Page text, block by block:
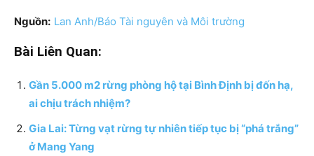
Nguồn: Lan Anh/Báo Tài nguyên và Môi trường
Bài Liên Quan:
Gần 5.000 m2 rừng phòng hộ tại Bình Định bị đốn hạ,
ai chịu trách nhiệm?
Gia Lai: Từng vạt rừng tự nhiên tiếp tục bị “phá trắng”
ở Mang Yang